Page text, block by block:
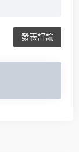
發表評論